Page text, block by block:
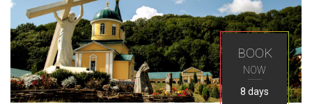
BOOK
NOW
8 days